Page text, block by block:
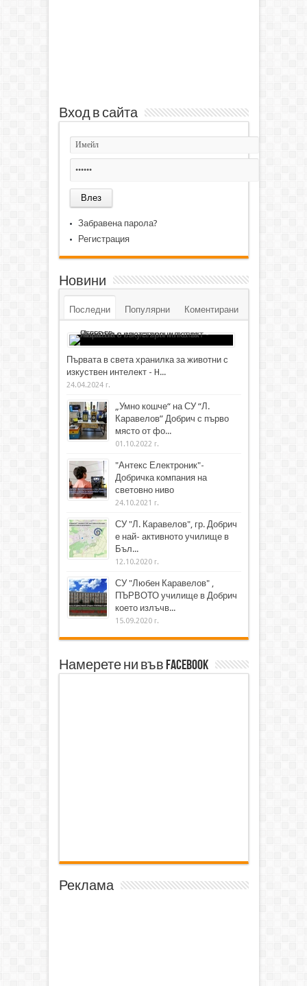
Вход в сайта
Забравена парола?
Регистрация
Новини
Последни Популярни Коментирани
Първата в света хранилка за животни с
изкуствен интелект - H...
24.04.2024 г.
„Умно кошче“ на СУ “Л.
Каравелов” Добрич с първо
място от фо...
01.10.2022 г.
"Антекс Електроник"-
Добричка компания на
световно ниво
24.10.2021 г.
СУ "Л. Каравелов", гр. Добрич
е най- активното училище в
Бъл...
12.10.2020 г.
СУ "Любен Каравелов" ,
ПЪРВОТО училище в Добрич
което излъчв...
15.09.2020 г.
Намерете ни във Facebook
Реклама